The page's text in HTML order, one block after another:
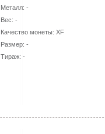
Металл: -
Вес: -
Качество монеты: XF
Размер: -
Тираж: -